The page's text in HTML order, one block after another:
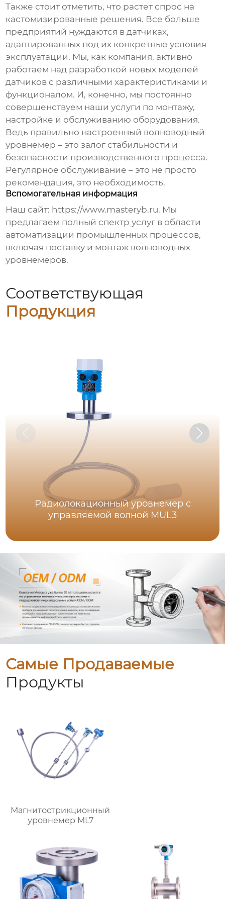
Также стоит отметить, что растет спрос на
кастомизированные решения. Все больше
предприятий нуждаются в датчиках,
адаптированных под их конкретные условия
эксплуатации. Мы, как компания, активно
работаем над разработкой новых моделей
датчиков с различными характеристиками и
функционалом. И, конечно, мы постоянно
совершенствуем наши услуги по монтажу,
настройке и обслуживанию оборудования.
Ведь правильно настроенный волноводный
уровнемер – это залог стабильности и
безопасности производственного процесса.
Регулярное обслуживание – это не просто
рекомендация, это необходимость.
Вспомогательная информация
Наш сайт: https://www.masteryb.ru. Мы
предлагаем полный спектр услуг в области
автоматизации промышленных процессов,
включая поставку и монтаж волноводных
уровнемеров.
Соответствующая
Продукция
Радиолокационный уровнемер с
управляемой волной MUL3
Самые Продаваемые
Продукты
Магнитострикционный
уровнемер ML7